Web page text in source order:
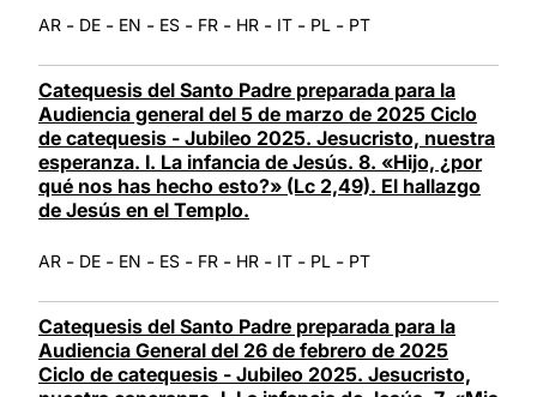
AR - DE - EN - ES - FR - HR - IT - PL - PT
Catequesis del Santo Padre preparada para la
Audiencia general del 5 de marzo de 2025 Ciclo
de catequesis - Jubileo 2025. Jesucristo, nuestra
esperanza. I. La infancia de Jesús. 8. «Hijo, ¿por
qué nos has hecho esto?» (Lc 2,49). El hallazgo
de Jesús en el Templo.
AR - DE - EN - ES - FR - HR - IT - PL - PT
Catequesis del Santo Padre preparada para la
Audiencia General del 26 de febrero de 2025
Ciclo de catequesis - Jubileo 2025. Jesucristo,